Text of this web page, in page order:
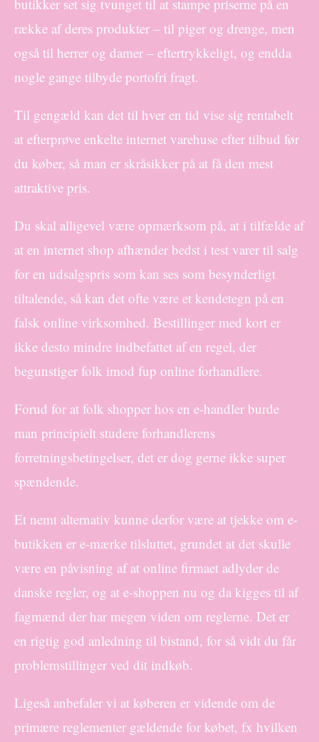
butikker set sig tvunget til at stampe priserne på en
række af deres produkter – til piger og drenge, men
også til herrer og damer – eftertrykkeligt, og endda
nogle gange tilbyde portofri fragt.
Til gengæld kan det til hver en tid vise sig rentabelt
at efterprøve enkelte internet varehuse efter tilbud før
du køber, så man er skråsikker på at få den mest
attraktive pris.
Du skal alligevel være opmærksom på, at i tilfælde af
at en internet shop afhænder bedst i test varer til salg
for en udsalgspris som kan ses som besynderligt
tiltalende, så kan det ofte være et kendetegn på en
falsk online virksomhed. Bestillinger med kort er
ikke desto mindre indbefattet af en regel, der
begunstiger folk imod fup online forhandlere.
Forud for at folk shopper hos en e-handler burde
man principielt studere forhandlerens
forretningsbetingelser, det er dog gerne ikke super
spændende.
Et nemt alternativ kunne derfor være at tjekke om e-
butikken er e-mærke tilsluttet, grundet at det skulle
være en påvisning af at online firmaet adlyder de
danske regler, og at e-shoppen nu og da kigges til af
fagmænd der har megen viden om reglerne. Det er
en rigtig god anledning til bistand, for så vidt du får
problemstillinger ved dit indkøb.
Ligeså anbefaler vi at køberen er vidende om de
primære reglementer gældende for købet, fx hvilken